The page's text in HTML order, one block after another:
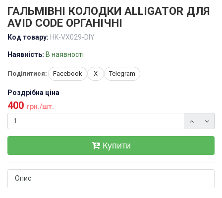
ГАЛЬМІВНІ КОЛОДКИ ALLIGATOR ДЛЯ
AVID CODE ОРГАНІЧНІ
Код товару: HK-VX029-DIY
Наявність: В наявності
Поділитися: Facebook X Telegram
Роздрібна ціна
400 грн./шт.
Купити
Опис